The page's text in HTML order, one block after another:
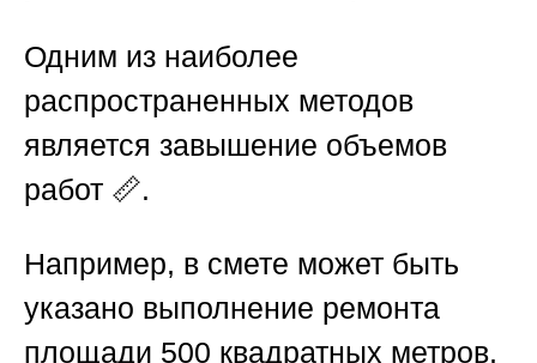
Одним из наиболее
распространенных методов
является завышение объемов
работ 📏.
Например, в смете может быть
указано выполнение ремонта
площади 500 квадратных метров,